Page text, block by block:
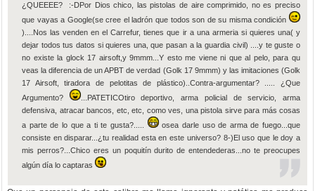
¿QUEEEE? :-DPor Dios chico, las pistolas de aire comprimido, no es preciso
que vayas a Google(se cree el ladrón que todos son de su misma condición
)....Nos las venden en el Carrefur, tienes que ir a una armeria si quieres una( y
dejar todos tus datos si quieres una, que pasan a la guardia civil) ....y te guste o
no existe la glock 17 airsoft,y 9mmm...Y esto me viene ni que al pelo, para qu
veas la diferencia de un APBT de verdad (Golk 17 9mmm) y las imitaciones (Golk
17 Airsoft, tiradora de pelotitas de plástico)..Contra-argumentar? ..... ¿Que
Argumento?
...PATETICOtiro deportivo, arma policial de servicio, arma
defensiva, atracar bancos, etc, etc, como ves, una pistola sirve para más cosas
a parte de lo que a ti te gusta?.....
osea darle uso de arma de fuego...que
consiste en disparar...¿tu realidad esta en este universo? 8-)El uso que le doy a
mis perros?...Chico eres un poquitín durito de entendederas...no te preocupes
algún día lo captaras